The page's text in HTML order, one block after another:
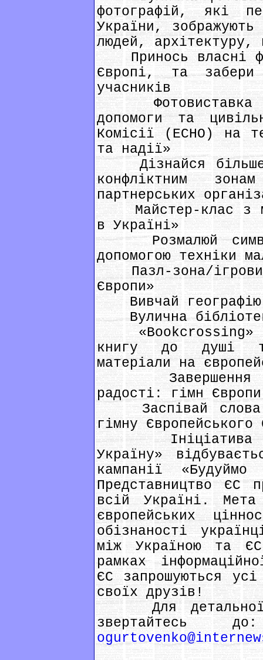
фотографій, які
України, зображують
людей, архітектуру,
Принось власні
Європі, та
учасників
Фотовиставка
допомоги та
Комісії (ECHO) на
та надії»
Дізнайся більше
конфліктним
партнерських
Майстер-клас з
в Україні»
Розмалюй
допомогою техніки
Пазл-зона/ігровий
Європи»
Вивчай географію
Вулична
«Bookcrossing» –
книгу до душі
матеріали на
Завершення
радості: гімн
Заспівай слова
гімну Європейського
Ініціатива
Україну»
кампанії
Представництво ЄС
всій Україні. Мета
європейських
обізнаності
між Україною та
рамках
ЄС запрошуються
своїх друзів!
Для детальної
звертайтесь